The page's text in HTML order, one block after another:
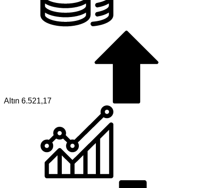
Altın 6.521,17